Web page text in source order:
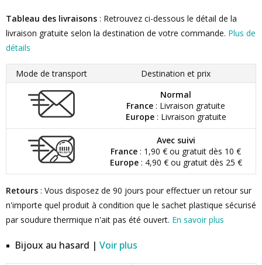
Tableau des livraisons : Retrouvez ci-dessous le détail de la
livraison gratuite selon la destination de votre commande. Plus de
détails
Mode de transport
Destination et prix
Normal
France : Livraison gratuite
Europe: Livraison gratuite
Avec suivi
France : 1,90 € ou gratuit dès 10 €
Europe: 4,90 € ou gratuit dès 25 €
Retours : Vous disposez de 90 jours pour effectuer un retour sur
n'importe quel produit à condition que le sachet plastique sécurisé
par soudure thermique n'ait pas été ouvert. En savoir plus
Bijoux au hasard | Voir plus